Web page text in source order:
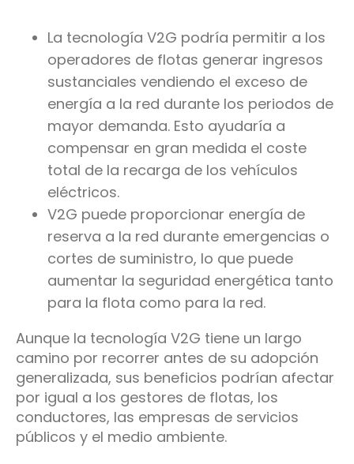
La tecnología V2G podría permitir a los
operadores de flotas generar ingresos
sustanciales vendiendo el exceso de
energía a la red durante los periodos de
mayor demanda. Esto ayudaría a
compensar en gran medida el coste
total de la recarga de los vehículos
eléctricos.
V2G puede proporcionar energía de
reserva a la red durante emergencias o
cortes de suministro, lo que puede
aumentar la seguridad energética tanto
para la flota como para la red.
Aunque la tecnología V2G tiene un largo
camino por recorrer antes de su adopción
generalizada, sus beneficios podrían afectar
por igual a los gestores de flotas, los
conductores, las empresas de servicios
públicos y el medio ambiente.